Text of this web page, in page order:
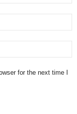
for the next time I